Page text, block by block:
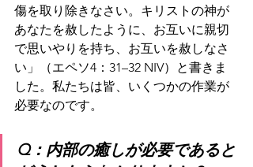
傷を取り除きなさい。キリストの神が
あなたを赦したように、お互いに親切
で思いやりを持ち、お互いを赦しなさ
い」（エペソ4：31–32 NIV）と書きま
した。私たちは皆、いくつかの作業が
必要なのです。
Q：内部の癒しが必要であると